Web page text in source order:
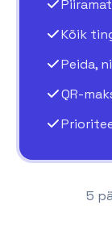
Kõik
Peida,
QR-
5